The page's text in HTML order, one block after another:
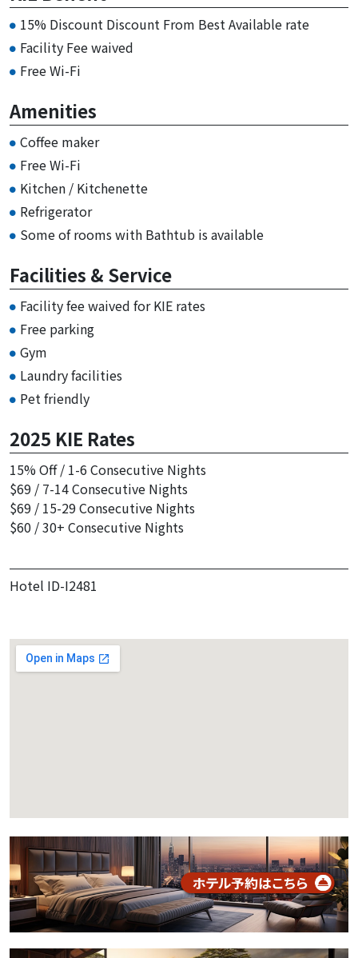
15% Discount Discount From Best Available rate
Facility Fee waived
Free Wi-Fi
Amenities
Coffee maker
Free Wi-Fi
Kitchen / Kitchenette
Refrigerator
Some of rooms with Bathtub is available
Facilities & Service
Facility fee waived for KIE rates
Free parking
Gym
Laundry facilities
Pet friendly
2025 KIE Rates
15% Off / 1-6 Consecutive Nights
$69 / 7-14 Consecutive Nights
$69 / 15-29 Consecutive Nights
$60 / 30+ Consecutive Nights
Hotel ID-I2481